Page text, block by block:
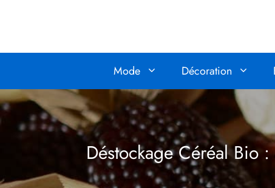
Mode
Décoration
Déstockage Céréal Bio